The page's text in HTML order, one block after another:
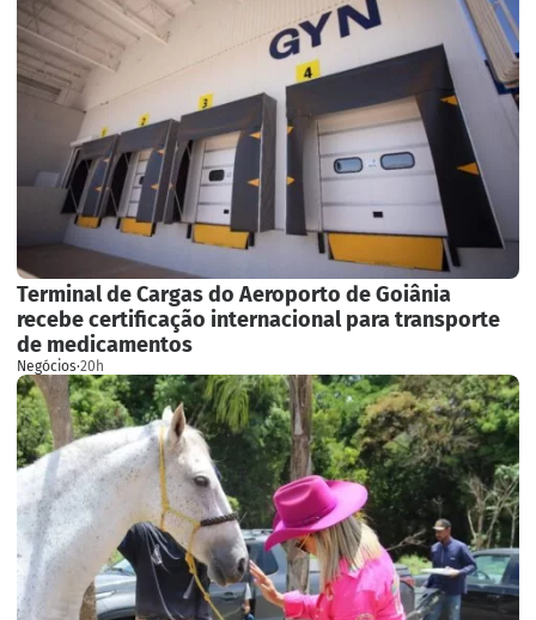
Terminal de Cargas do Aeroporto de Goiânia
recebe certificação internacional para transporte
de medicamentos
Negócios·20h